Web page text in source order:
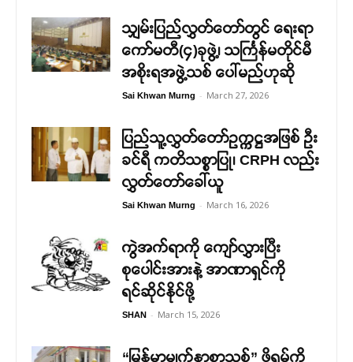
သျှမ်းပြည်လွှတ်တော်တွင် ရေးရာ
ကော်မတီ(၄)ခုဖွဲ့၊ သင်္ကြန်မတိုင်မီ
အစိုးရအဖွဲ့သစ် ပေါ်မည်ဟုဆို
Sai Khwan Murng - March 27, 2026
ပြည်သူ့လွှတ်တော်ဥက္ကဋ္ဌအဖြစ် ဦး
ခင်ရီ ကတိသစ္စာပြု၊ CRPH လည်း
လွှတ်တော်ခေါ်ယူ
Sai Khwan Murng - March 16, 2026
ကွဲအက်ရာကို ကျော်လွှားပြီး
စုပေါင်းအားနဲ့ အာဏာရှင်ကို
ရင်ဆိုင်နိုင်ဖို့
SHAN - March 15, 2026
“မြန်မာ့မျက်နှာစာသစ်” ဖိုရမ်ကို